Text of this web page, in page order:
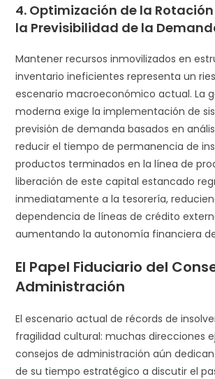
4. Optimización de la
la Previsibilidad de la
Mantener recursos inmovilizados en
inventario ineficientes representa un
escenario macroeconómico actual. La
moderna exige la implementación de
previsión de demanda basados en
reducir el tiempo de permanencia de
productos terminados en la línea de
liberación de este capital estancado
inmediatamente a la tesorería,
dependencia de líneas de crédito
aumentando la autonomía financiera
El Papel Fiduciario del
Administración
El escenario actual de récords de
fragilidad cultural: muchas direcciones
consejos de administración aún
de su tiempo estratégico a discutir el